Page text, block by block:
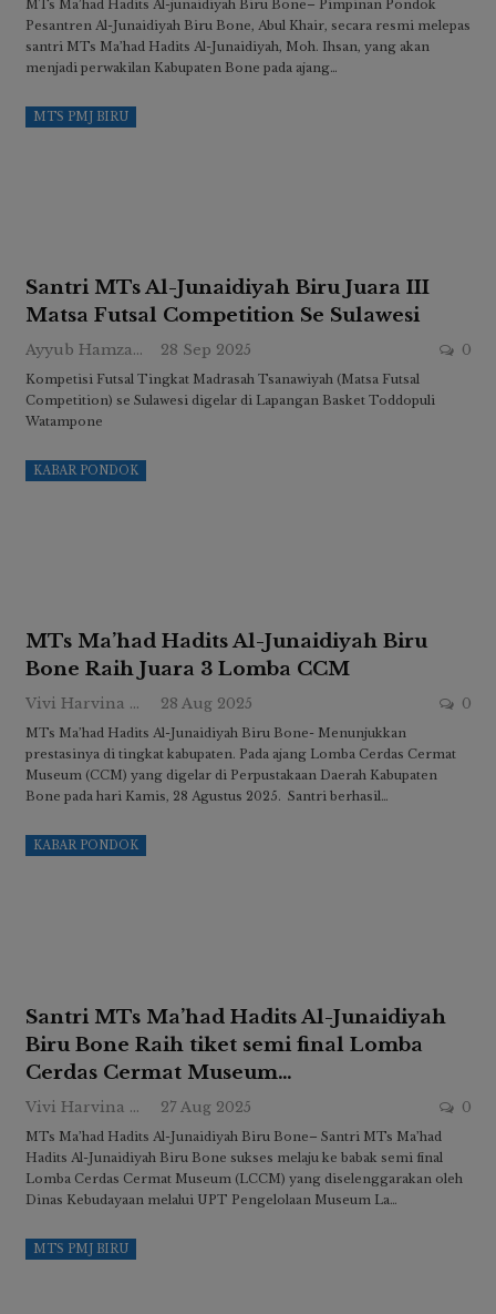
MTs Ma’had Hadits Al-junaidiyah Biru Bone– Pimpinan Pondok
Pesantren Al-Junaidiyah Biru Bone, Abul Khair, secara resmi melepas
santri MTs Ma’had Hadits Al-Junaidiyah, Moh. Ihsan, yang akan
menjadi perwakilan Kabupaten Bone pada ajang…
MTS PMJ BIRU
Santri MTs Al-Junaidiyah Biru Juara III
Matsa Futsal Competition Se Sulawesi
Ayyub Hamzah 28 Sep 2025 0
Kompetisi Futsal Tingkat Madrasah Tsanawiyah (Matsa Futsal
Competition) se Sulawesi digelar di Lapangan Basket Toddopuli
Watampone
KABAR PONDOK
MTs Ma’had Hadits Al-Junaidiyah Biru
Bone Raih Juara 3 Lomba CCM
Vivi Harvina Ridwan 28 Aug 2025 0
MTs Ma’had Hadits Al-Junaidiyah Biru Bone- Menunjukkan
prestasinya di tingkat kabupaten. Pada ajang Lomba Cerdas Cermat
Museum (CCM) yang digelar di Perpustakaan Daerah Kabupaten
Bone pada hari Kamis, 28 Agustus 2025. Santri berhasil…
KABAR PONDOK
Santri MTs Ma’had Hadits Al-Junaidiyah
Biru Bone Raih tiket semi final Lomba
Cerdas Cermat Museum…
Vivi Harvina Ridwan 27 Aug 2025 0
MTs Ma’had Hadits Al-Junaidiyah Biru Bone– Santri MTs Ma’had
Hadits Al-Junaidiyah Biru Bone sukses melaju ke babak semi final
Lomba Cerdas Cermat Museum (LCCM) yang diselenggarakan oleh
Dinas Kebudayaan melalui UPT Pengelolaan Museum La…
MTS PMJ BIRU